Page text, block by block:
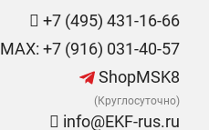
+7 (495) 431-16-66
MAX: +7 (916) 031-40-57
ShopMSK8
(Круглосуточно)
info@EKF-rus.ru